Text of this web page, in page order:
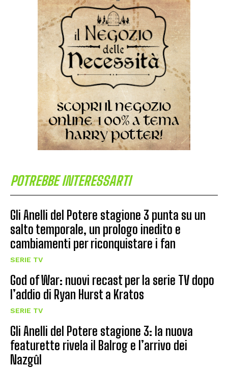
POTREBBE INTERESSARTI
Gli Anelli del Potere stagione 3 punta su un
salto temporale, un prologo inedito e
cambiamenti per riconquistare i fan
SERIE TV
God of War: nuovi recast per la serie TV dopo
l’addio di Ryan Hurst a Kratos
SERIE TV
Gli Anelli del Potere stagione 3: la nuova
featurette rivela il Balrog e l’arrivo dei
Nazgûl